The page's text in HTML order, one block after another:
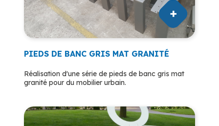
PIEDS DE BANC GRIS MAT GRANITÉ
Réalisation d'une série de pieds de banc gris mat
granité pour du mobilier urbain.